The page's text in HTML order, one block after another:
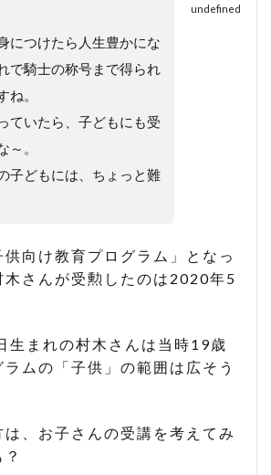
undefined
につけたら人生豊かにな
で騎士の称号まで得られ
ね。
ていたら、子どもにも受
～。
子どもには、ちょっと難
向け教育プログラム」となっ
木さんが受勲したのは2020年5
生まれの村木さんは当時19歳
ムの「子供」の範囲は広そう
は、お子さんの受講を考えてみ